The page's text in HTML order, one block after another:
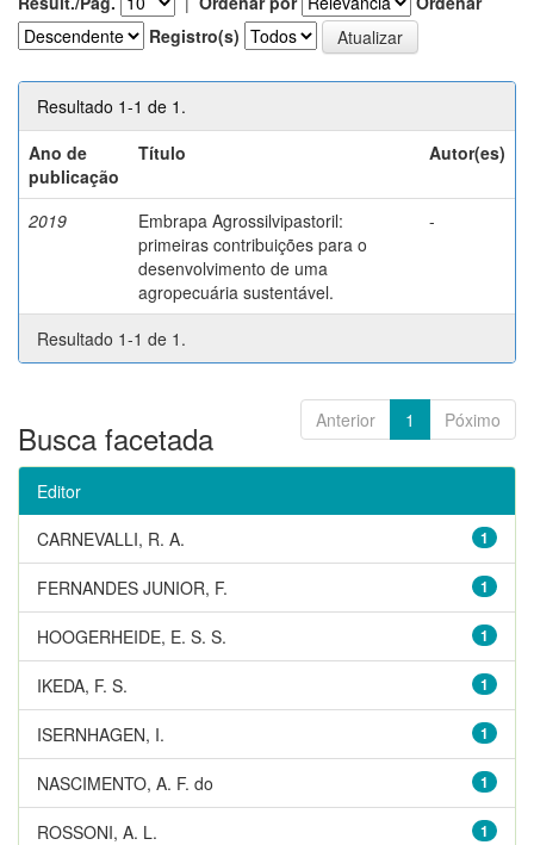
Registro(s)
Resultado 1-1 de 1.
Ano de
publicação
Título Autor(es)
2019
Embrapa Agrossilvipastoril:
primeiras contribuições para o
desenvolvimento de uma
agropecuária sustentável.
-
Resultado 1-1 de 1.
Anterior 1 Póximo
Busca facetada
Editor
1
CARNEVALLI, R. A.
1
FERNANDES JUNIOR, F.
1
HOOGERHEIDE, E. S. S.
1
IKEDA, F. S.
1
ISERNHAGEN, I.
1
NASCIMENTO, A. F. do
1
ROSSONI, A. L.